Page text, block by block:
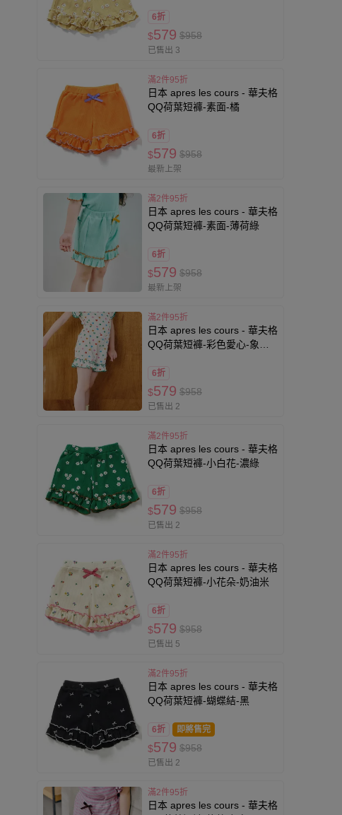
6折
$579 $958
已售出 3
滿2件95折
日本 apres les cours - 華夫格
QQ荷葉短褲-素面-橘
6折
$579 $958
最新上架
滿2件95折
日本 apres les cours - 華夫格
QQ荷葉短褲-素面-薄荷綠
6折
$579 $958
最新上架
滿2件95折
日本 apres les cours - 華夫格
QQ荷葉短褲-彩色愛心-象牙
6折
$579 $958
已售出 2
滿2件95折
日本 apres les cours - 華夫格
QQ荷葉短褲-小白花-濃綠
6折
$579 $958
已售出 2
滿2件95折
日本 apres les cours - 華夫格
QQ荷葉短褲-小花朵-奶油米
6折
$579 $958
已售出 5
滿2件95折
日本 apres les cours - 華夫格
QQ荷葉短褲-蝴蝶結-黑
6折 即將售完
$579 $958
已售出 2
滿2件95折
日本 apres les cours - 華夫格